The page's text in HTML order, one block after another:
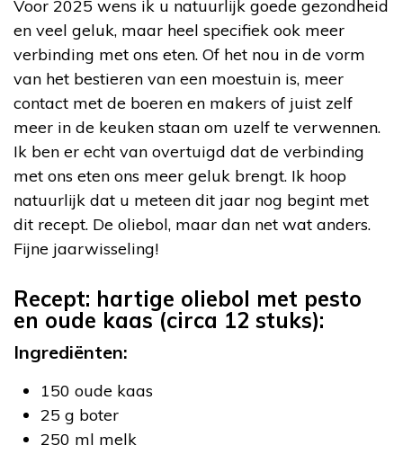
Voor 2025 wens ik u natuurlijk goede gezondheid
en veel geluk, maar heel specifiek ook meer
verbinding met ons eten. Of het nou in de vorm
van het bestieren van een moestuin is, meer
contact met de boeren en makers of juist zelf
meer in de keuken staan om uzelf te verwennen.
Ik ben er echt van overtuigd dat de verbinding
met ons eten ons meer geluk brengt. Ik hoop
natuurlijk dat u meteen dit jaar nog begint met
dit recept. De oliebol, maar dan net wat anders.
Fijne jaarwisseling!
Recept: hartige oliebol met pesto
en oude kaas (circa 12 stuks):
Ingrediënten:
150 oude kaas
25 g boter
250 ml melk